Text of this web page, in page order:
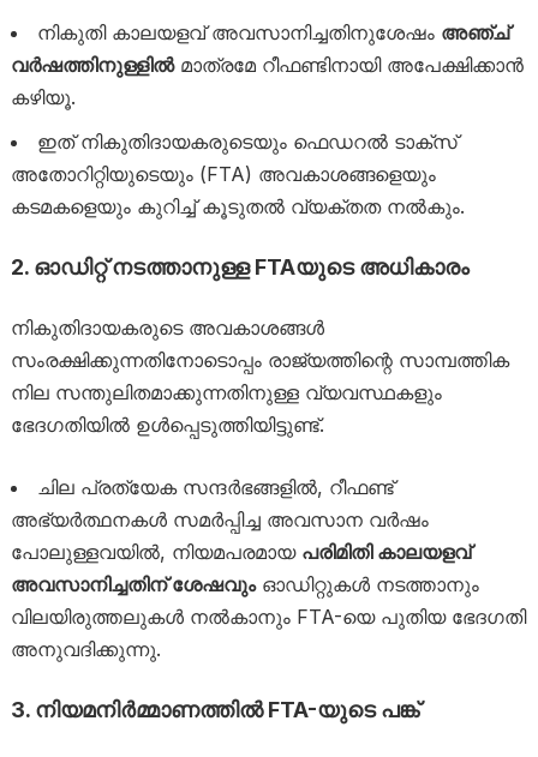
നികുതി കാലയളവ് അവസാനിച്ചതിനുശേഷം അഞ്ച്
വർഷത്തിനുള്ളിൽമാത്രമേ റീഫണ്ടിനായി അപേക്ഷിക്കാൻ
കഴിയൂ.
ഇത് നികുതിദായകരുടെയും ഫെഡറൽ ടാക്സ്
അതോറിറ്റിയുടെയും (FTA) അവകാശങ്ങളെയും
കടമകളെയും കുറിച്ച് കൂടുതൽ വ്യക്തത നൽകും.
2. ഓഡിറ്റ് നടത്താനുള്ള FTAയുടെ അധികാരം
നികുതിദായകരുടെ അവകാശങ്ങൾ
സംരക്ഷിക്കുന്നതിനോടൊപ്പം രാജ്യത്തിന്റെ സാമ്പത്തിക
നില സന്തുലിതമാക്കുന്നതിനുള്ള വ്യവസ്ഥകളും
ഭേദഗതിയിൽ ഉൾപ്പെടുത്തിയിട്ടുണ്ട്.
ചില പ്രത്യേക സന്ദർഭങ്ങളിൽ, റീഫണ്ട്
അഭ്യർത്ഥനകൾ സമർപ്പിച്ച അവസാന വർഷം
പോലുള്ളവയിൽ, നിയമപരമായ പരിമിതി കാലയളവ്
അവസാനിച്ചതിന് ശേഷവുംഓഡിറ്റുകൾ നടത്താനും
വിലയിരുത്തലുകൾ നൽകാനും FTA-യെ പുതിയ ഭേദഗതി
അനുവദിക്കുന്നു.
3. നിയമനിർമ്മാണത്തിൽ FTA-യുടെ പങ്ക്